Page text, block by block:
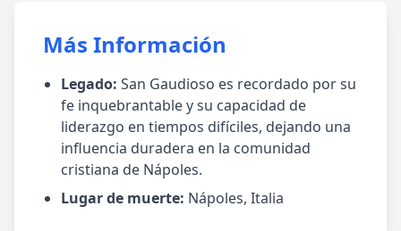
Más Información
Legado: San Gaudioso es recordado por su
fe inquebrantable y su capacidad de
liderazgo en tiempos difíciles, dejando una
influencia duradera en la comunidad
cristiana de Nápoles.
Lugar de muerte: Nápoles, Italia